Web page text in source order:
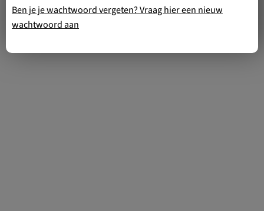
Ben je je wachtwoord vergeten? Vraag hier een nieuw
wachtwoord aan